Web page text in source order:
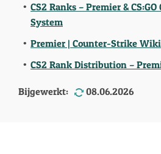
CS2 Ranks – Premier &
System
Premier | Counter-Strike Wiki
CS2 Rank Distribution –
Bijgewerkt: 08.06.2026